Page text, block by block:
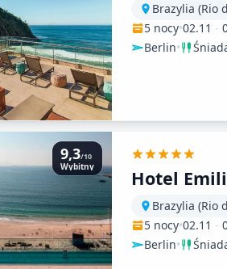
Brazylia (Rio
5 nocy•02.11 -
Berlin•
9,3/10
Wybitny Hotel
Brazylia (Rio
5 nocy•02.11 -
Berlin•